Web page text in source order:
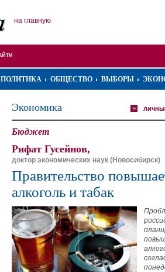
на главную
ПОЛИТИКА ОБЩЕСТВО ВЫБОРЫ
Экономика
Бюджет
Рифат Гусейнов,
доктор экономических наук (Новосибирск)
Правительство
алкоголь и табак